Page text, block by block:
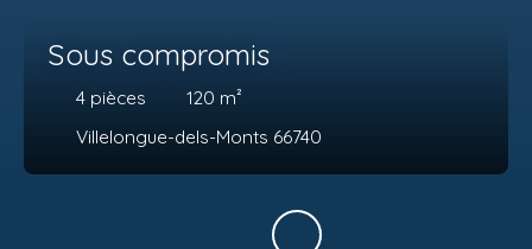
Sous compromis
4 pièces 120 m²
Villelongue-dels-Monts 66740